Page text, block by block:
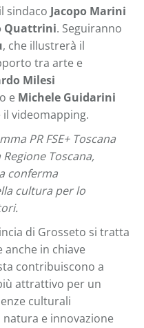
sindaco Jacopo Marini
Quattrini. Seguiranno
, che illustrerà il
tra arte e
Milesi
e Michele Guidarini
videomapping.
PR FSE+ Toscana
Toscana,
conferma
cultura per lo
di Grosseto si tratta
in chiave
contribuiscono a
attrattivo per un
culturali
e innovazione